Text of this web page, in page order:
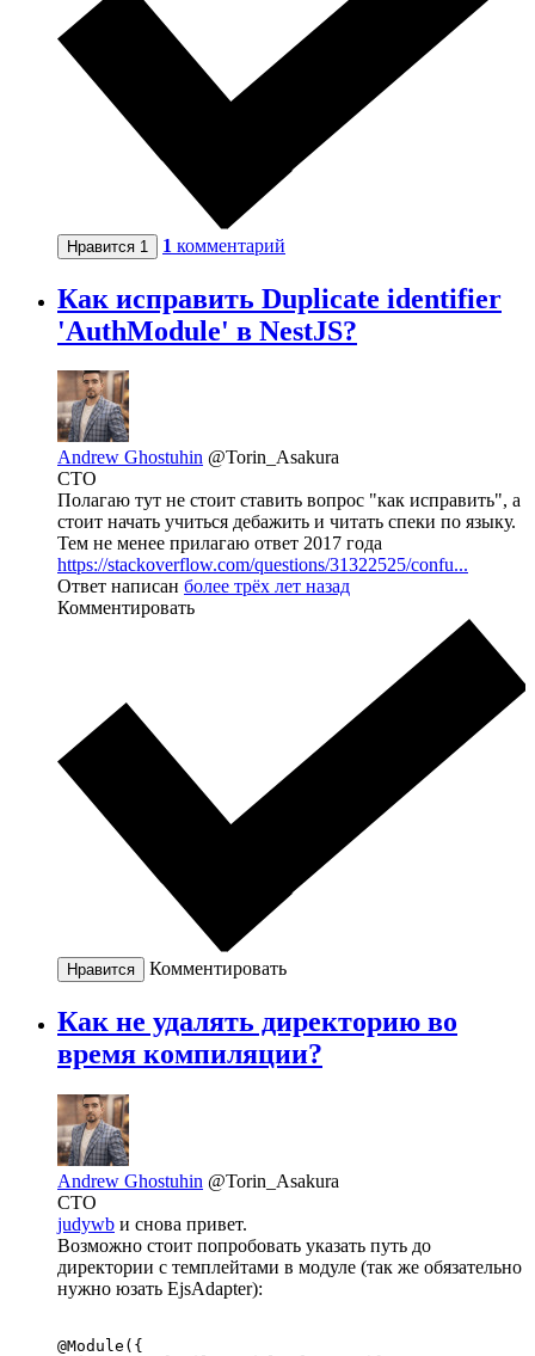
Нравится 1 1 комментарий
Как исправить Duplicate identifier
'AuthModule' в NestJS?
Andrew Ghostuhin @Torin_Asakura
CTO
Полагаю тут не стоит ставить вопрос "как исправить", а
стоит начать учиться дебажить и читать спеки по языку.
Тем не менее прилагаю ответ 2017 года
https://stackoverflow.com/questions/31322525/confu...
Ответ написан более трёх лет назад
Комментировать
Нравится Комментировать
Как не удалять директорию во
время компиляции?
Andrew Ghostuhin @Torin_Asakura
CTO
judywb и снова привет.
Возможно стоит попробовать указать путь до
директории с темплейтами в модуле (так же обязательно
нужно юзать EjsAdapter):
@Module({